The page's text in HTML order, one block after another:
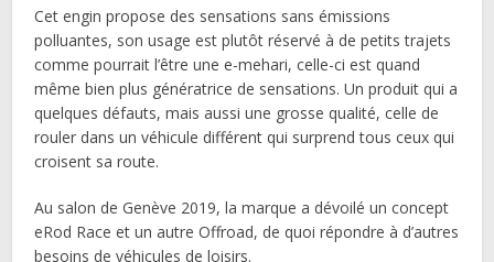
Cet engin propose des sensations sans émissions
polluantes, son usage est plutôt réservé à de petits trajets
comme pourrait l’être une e-mehari, celle-ci est quand
même bien plus génératrice de sensations. Un produit qui a
quelques défauts, mais aussi une grosse qualité, celle de
rouler dans un véhicule différent qui surprend tous ceux qui
croisent sa route.
Au salon de Genève 2019, la marque a dévoilé un concept
eRod Race et un autre Offroad, de quoi répondre à d’autres
besoins de véhicules de loisirs.